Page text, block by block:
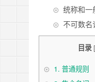
统称和一
不可数
目录 [
1. 普通规则